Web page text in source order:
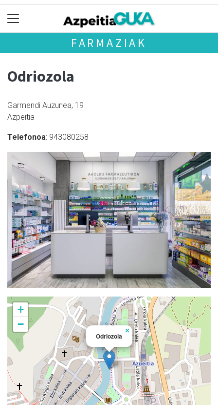
FARMAZIAK
Odriozola
Garmendi Auzunea, 19
Azpeitia
Telefonoa: 943080258
Odriozola
×
+
−